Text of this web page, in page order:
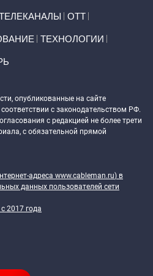
ОТТ
ТЕХНОЛОГИИ
опубликованные на сайте
с законодательством РФ.
с редакцией не более трети
с обязательной прямой
адреса www.cableman.ru) в
данных пользователей сети
2017 года